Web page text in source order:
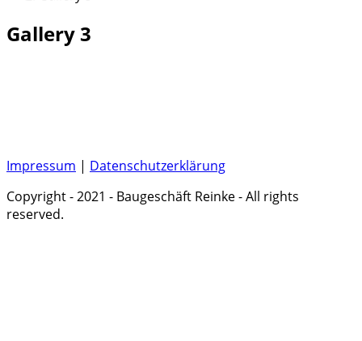
Gallery 3
Impressum | Datenschutzerklärung
Copyright - 2021 - Baugeschäft Reinke - All rights
reserved.